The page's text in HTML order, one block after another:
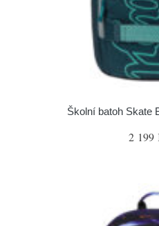
Školní batoh Skate
2 199